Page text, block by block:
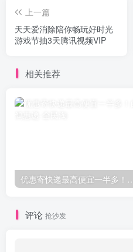
上一篇
天天爱消除陪你畅玩好时光
游戏节抽3天腾讯视频VIP
相关推荐
优惠寄快递最高便
评论 抢沙发